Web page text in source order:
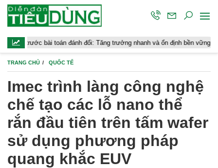
bài toán đánh đổi: Tăng trưởng nhanh và ổn định bền vững
TRANG CHỦ QUỐC TẾ
Imec trình làng công nghệ
chế tạo các lỗ nano thể
rắn đầu tiên trên tấm wafer
sử dụng phương pháp
quang khắc EUV